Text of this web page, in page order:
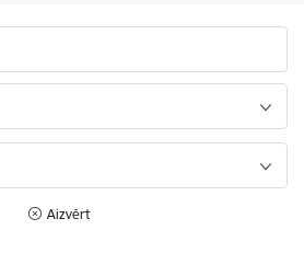
Aizvērt